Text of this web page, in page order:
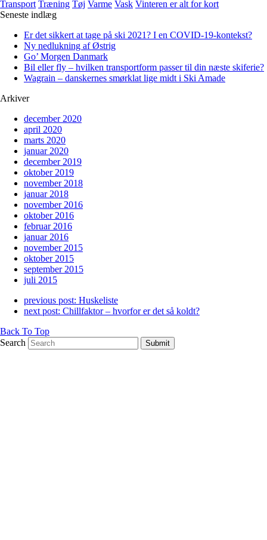
Transport Træning Tøj Varme Vask Vinteren er alt for kort
Seneste indlæg
Er det sikkert at tage på ski 2021? I en COVID-19-kontekst?
Ny nedlukning af Østrig
Go’ Morgen Danmark
Bil eller fly – hvilken transportform passer til din næste skiferie?
Wagrain – danskernes smørklat lige midt i Ski Amade
Arkiver
december 2020
april 2020
marts 2020
januar 2020
december 2019
oktober 2019
november 2018
januar 2018
november 2016
oktober 2016
februar 2016
januar 2016
november 2015
oktober 2015
september 2015
juli 2015
previous post: Huskeliste
next post: Chillfaktor – hvorfor er det så koldt?
Back To Top
Search
Submit